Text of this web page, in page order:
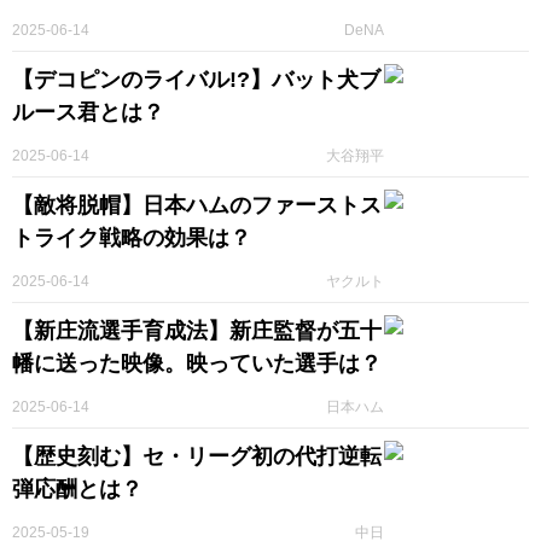
DeNA
2025-06-14
【デコピンのライバル!?】バット犬ブ
ルース君とは？
大谷翔平
2025-06-14
【敵将脱帽】日本ハムのファーストス
トライク戦略の効果は？
ヤクルト
2025-06-14
【新庄流選手育成法】新庄監督が五十
幡に送った映像。映っていた選手は？
日本ハム
2025-06-14
【歴史刻む】セ・リーグ初の代打逆転
弾応酬とは？
中日
2025-05-19